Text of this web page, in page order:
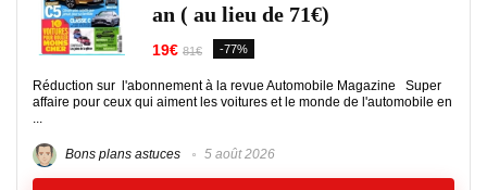
an ( au lieu de 71€)
19€ 81€ -77%
Réduction sur l'abonnement à la revue Automobile Magazine Super
affaire pour ceux qui aiment les voitures et le monde de l'automobile en
...
Bons plans astuces 5 août 2026